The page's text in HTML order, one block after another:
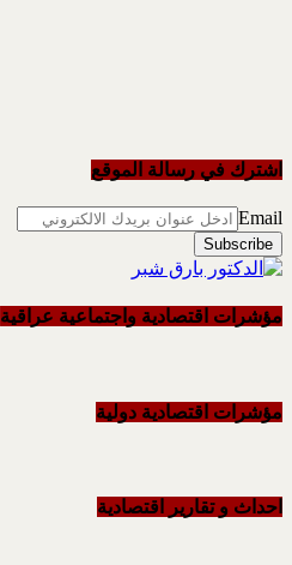
اشترك في رسالة الموقع
Email
مؤشرات اقتصادية واجتماعية عراقية
مؤشرات اقتصادية دولية
احداث و تقاریر اقتصادیة